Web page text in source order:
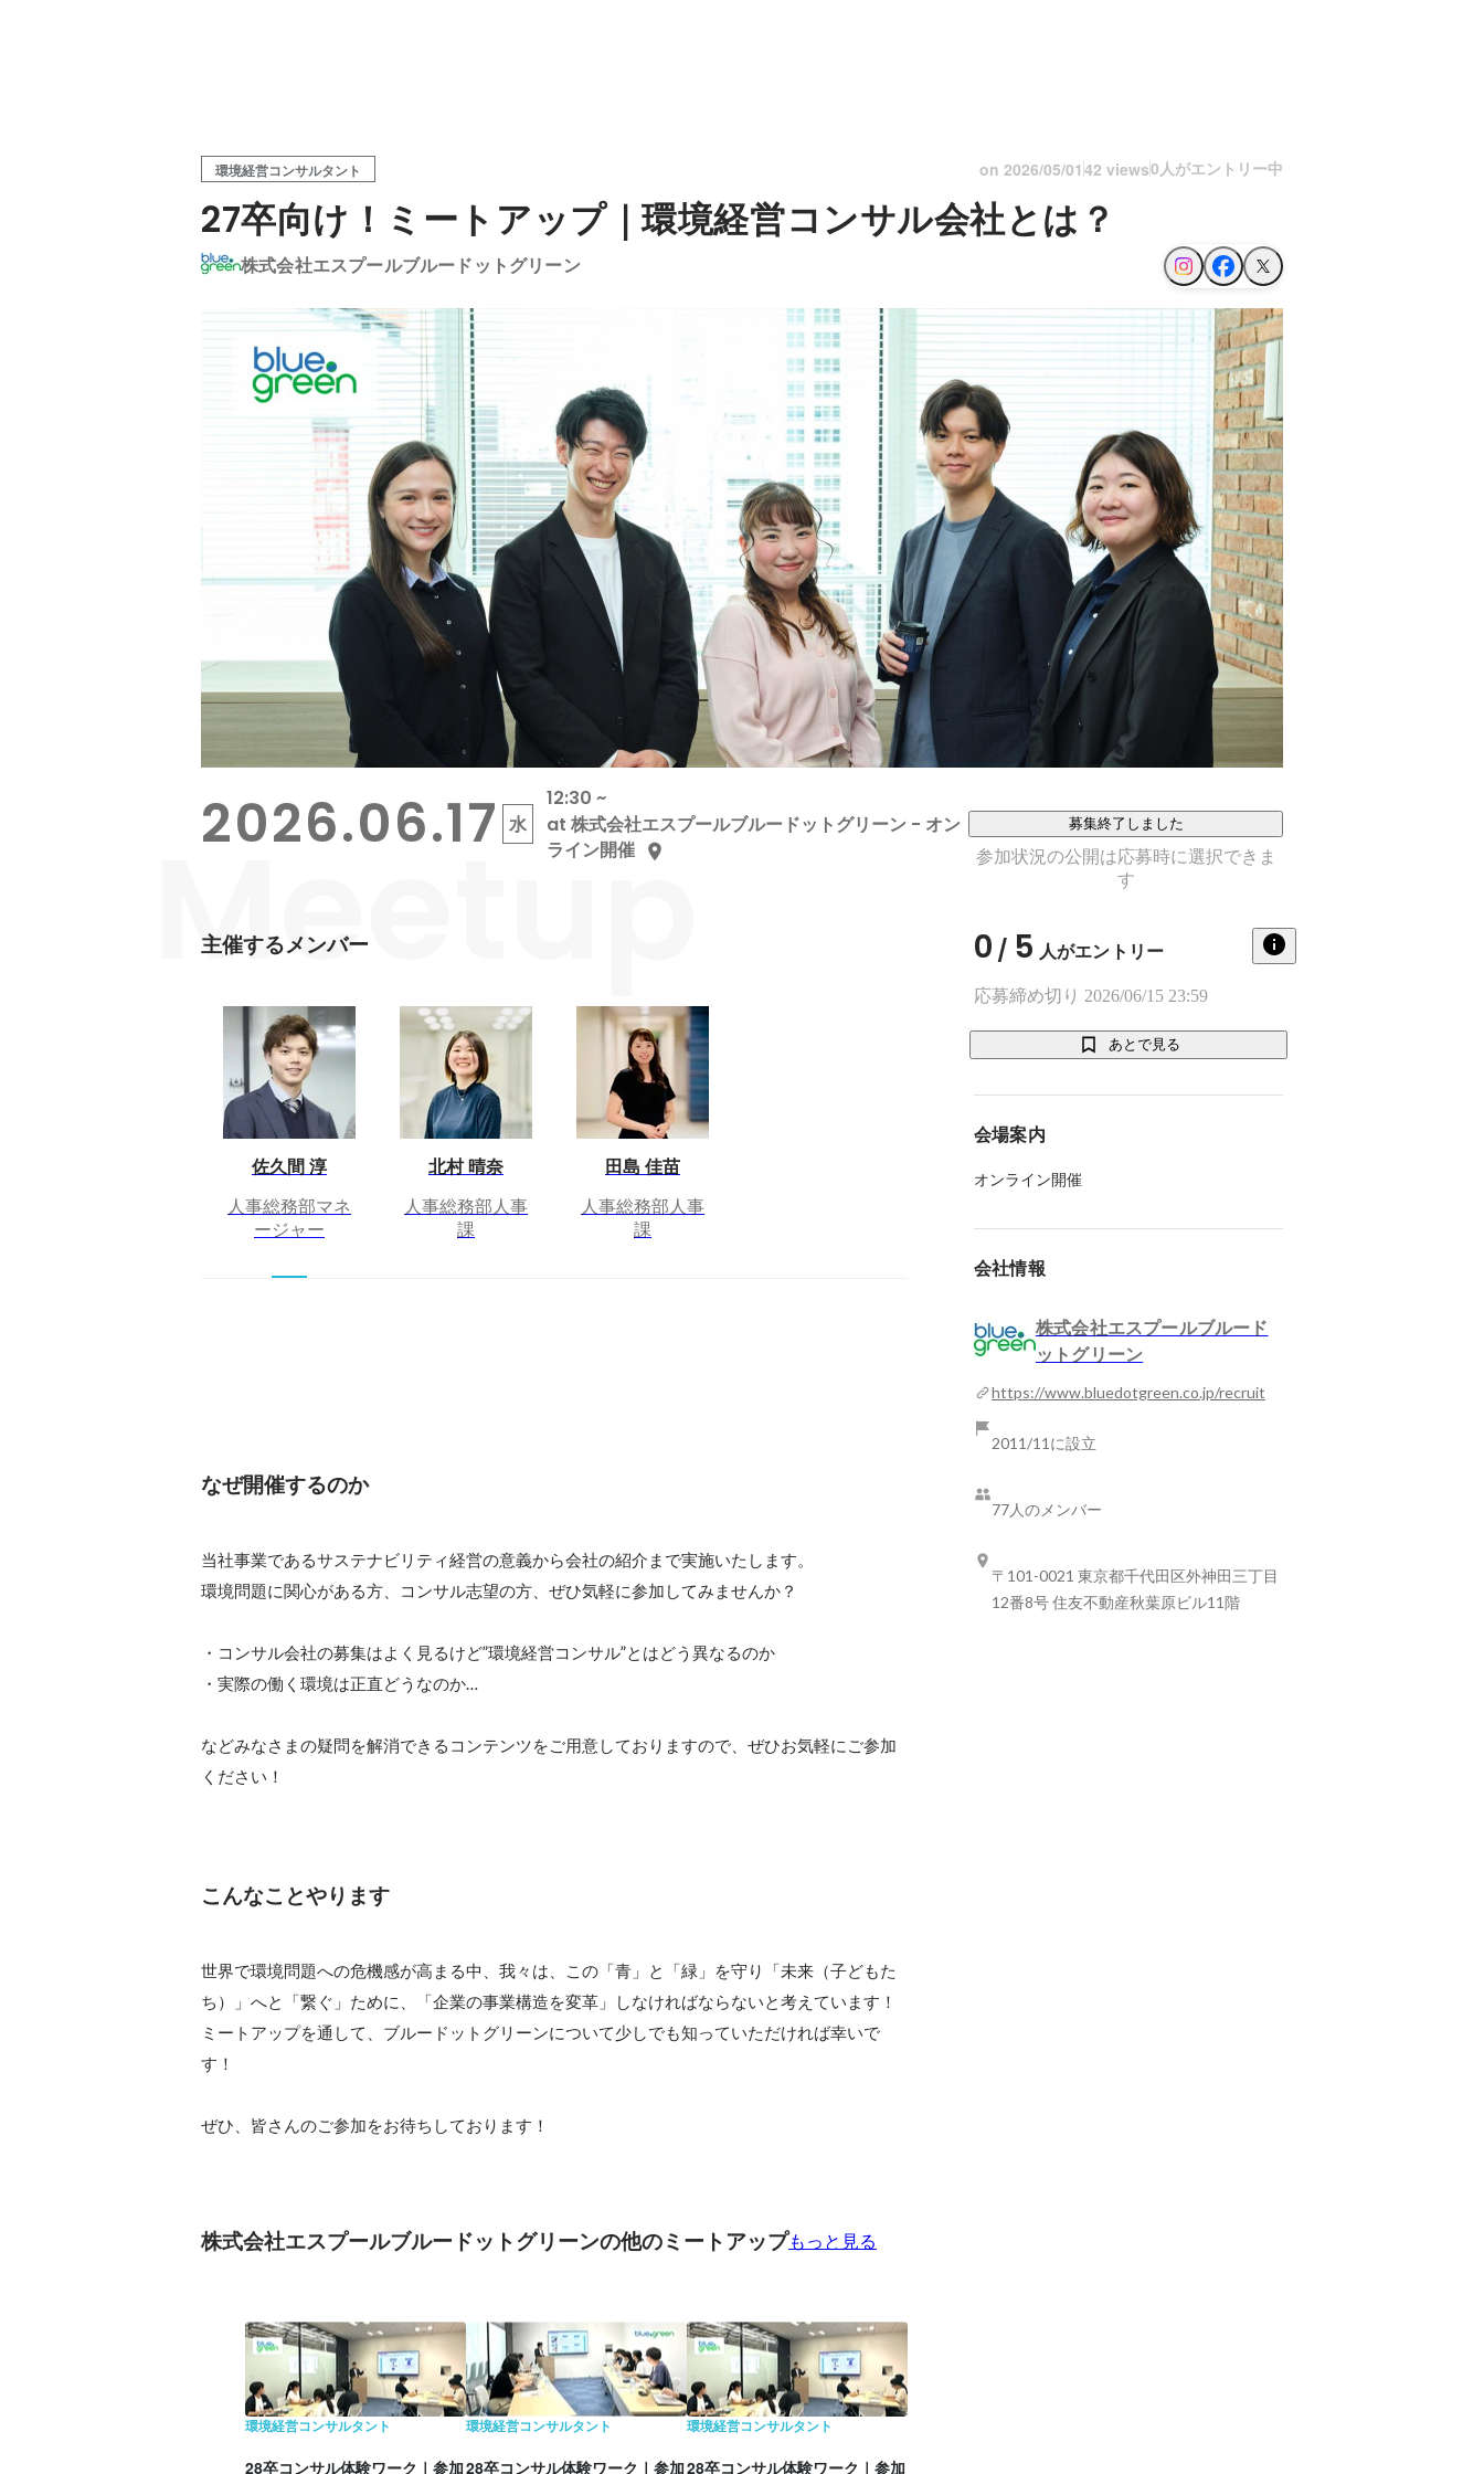
環境経営コンサルタント on 2026/05/01 42 views0人がエントリー中
27卒向け！ミートアップ｜環境経営コンサル会社とは？
株式会社エスプールブルードットグリーン
Meetup
2026.06.17 水
12:30 ~
at 株式会社エスプールブルードットグリーン - オン
ライン開催
募集終了しました
参加状況の公開は応募時に選択できま
す
主催するメンバー
佐久間 淳
人事総務部マネ
ージャー
北村 晴奈
人事総務部人事
課
田島 佳苗
人事総務部人事
課
なぜ開催するのか
当社事業であるサステナビリティ経営の意義から会社の紹介まで実施いたします。
環境問題に関心がある方、コンサル志望の方、ぜひ気軽に参加してみませんか？
・コンサル会社の募集はよく見るけど”環境経営コンサル”とはどう異なるのか
・実際の働く環境は正直どうなのか…
などみなさまの疑問を解消できるコンテンツをご用意しておりますので、ぜひお気軽にご参加
ください！
こんなことやります
世界で環境問題への危機感が高まる中、我々は、この「青」と「緑」を守り「未来（子どもた
ち）」へと「繋ぐ」ために、「企業の事業構造を変革」しなければならないと考えています！
ミートアップを通して、ブルードットグリーンについて少しでも知っていただければ幸いで
す！
ぜひ、皆さんのご参加をお待ちしております！
株式会社エスプールブルードットグリーンの他のミートアップもっと見る
環境経営コンサルタント
28卒コンサル体験ワーク｜参加
環境経営コンサルタント
28卒コンサル体験ワーク｜参加
環境経営コンサルタント
28卒コンサル体験ワーク｜参加
0 / 5 人がエントリー
応募締め切り 2026/06/15 23:59
あとで見る
会場案内
オンライン開催
会社情報
株式会社エスプールブルード
ットグリーン
https://www.bluedotgreen.co.jp/recruit
2011/11に設立
77人のメンバー
〒101-0021 東京都千代田区外神田三丁目
12番8号 住友不動産秋葉原ビル11階